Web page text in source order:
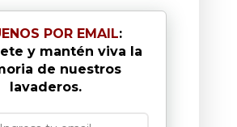
POR EMAIL:
y mantén viva la
de nuestros
lavaderos.